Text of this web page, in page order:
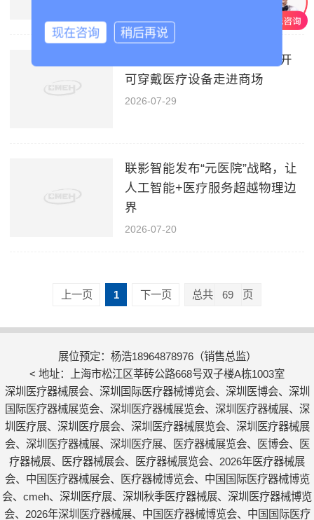
家用医疗展 鱼跃上海双店齐开
可穿戴医疗设备走进商场
2026-07-29
联影智能发布“元医院”战略，让
人工智能+医疗服务超越物理边
界
2026-07-20
上一页 1 下一页 总共 69 页
展位预定：杨浩18964878976（销售总监）
< 地址：上海市松江区莘砖公路668号双子楼A栋1003室
深圳医疗器械展会、深圳国际医疗器械博览会、深圳医博会、深圳
国际医疗器械展览会、深圳医疗器械展览会、深圳医疗器械展、深
圳医疗展、深圳医疗展会、深圳医疗器械展览会、深圳医疗器械展
会、深圳医疗器械展、深圳医疗展、医疗器械展览会、医博会、医
疗器械展、医疗器械展会、医疗器械展览会、2026年医疗器械展
会、中国医疗器械展会、医疗器械博览会、中国国际医疗器械博览
会、cmeh、深圳医疗展、深圳秋季医疗器械展、深圳医疗器械博览
会、2026年深圳医疗器械展、中国医疗器械博览会、中国国际医疗
现在咨询 稍后再说